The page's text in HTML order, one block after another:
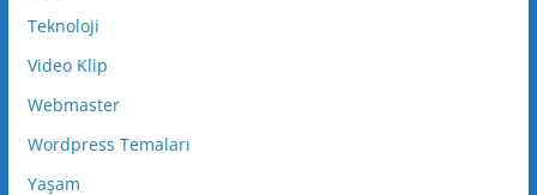
Teknoloji
Video Klip
Webmaster
Wordpress Temaları
Yaşam